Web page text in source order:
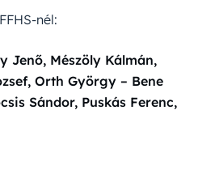
nél:
Jenő, Mészöly Kálmán,
Orth György – Bene
Sándor, Puskás Ferenc,